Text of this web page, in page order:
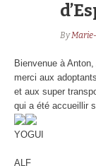
By
Bienvenue à
merci aux
et aux super
qui a été accueillir
YOGUI
ALF